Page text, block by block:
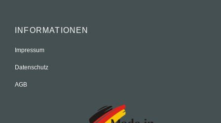
INFORMATIONEN
Impressum
Datenschutz
AGB